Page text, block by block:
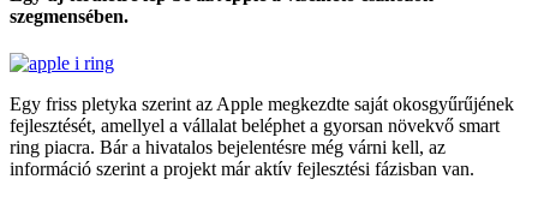
szegmensében.
Egy friss pletyka szerint az Apple megkezdte saját okosgyűrűjének
fejlesztését, amellyel a vállalat beléphet a gyorsan növekvő smart
ring piacra. Bár a hivatalos bejelentésre még várni kell, az
információ szerint a projekt már aktív fejlesztési fázisban van.